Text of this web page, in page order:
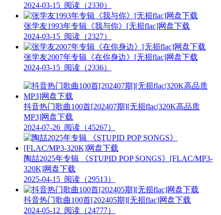
2024-03-15 阅读（2330）
张学友1993年专辑《我与你》[无损flac]网盘下载
2024-03-15 阅读（2327）
张学友2007年专辑《在你身边》[无损flac]网盘下载
2024-03-15 阅读（2336）
抖音热门歌曲100首[202407期][无损flac|320K高品质
MP3]网盘下载
2024-07-26 阅读（45267）
陶喆2025年专辑 《STUPID POP SONGS》[FLAC/MP3-
320K]网盘下载
2025-04-15 阅读（29513）
抖音热门歌曲100首[202405期][无损flac]网盘下载
2024-05-12 阅读（24777）